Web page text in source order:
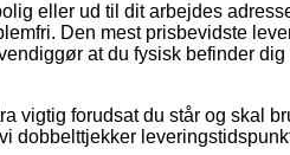
eller ud til dit arbejdes
Den mest prisbevidste
at du fysisk befinder
vigtig forudsat du står og skal
dobbelttjekker